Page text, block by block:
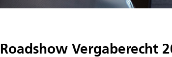
Roadshow Vergaberecht